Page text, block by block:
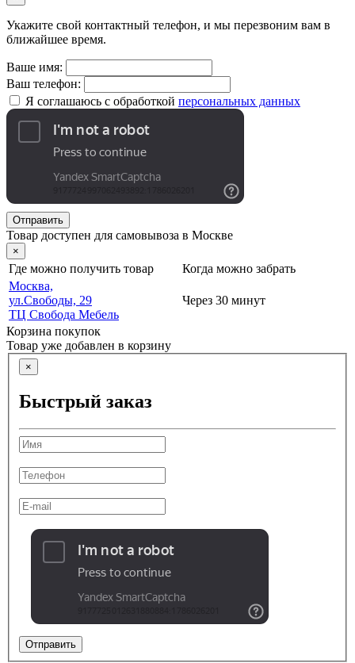
Укажите свой контактный телефон, и мы перезвоним вам в
ближайшее время.
Ваше имя:
Ваш телефон:
Я соглашаюсь с обработкой персональных данных
Отправить
Товар доступен для самовывоза в Москве
×
Где можно получить товар
Когда можно забрать
Москва,
ул.Свободы, 29
ТЦ Свобода Мебель
Через 30 минут
Корзина покупок
Товар уже добавлен в корзину
×
Быстрый заказ
Отправить